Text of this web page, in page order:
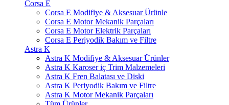
Corsa E
Corsa E Modifiye & Aksesuar Ürünle
Corsa E Motor Mekanik Parçaları
Corsa E Motor Elektrik Parçaları
Corsa E Periyodik Bakım ve Filtre
Astra K
Astra K Modifiye & Aksesuar Ürünler
Astra K Karoser iç Trim Malzemeleri
Astra K Fren Balatası ve Diski
Astra K Periyodik Bakım ve Filtre
Astra K Motor Mekanik Parçaları